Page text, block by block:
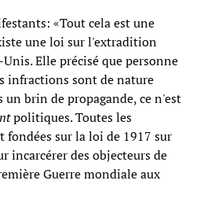
«Tout cela est une
une loi sur l'extradition
Elle précisé que personne
infractions sont de nature
brin de propagande, ce n'est
politiques. Toutes les
fondées sur la loi de 1917 sur
incarcérer des objecteurs de
Guerre mondiale aux